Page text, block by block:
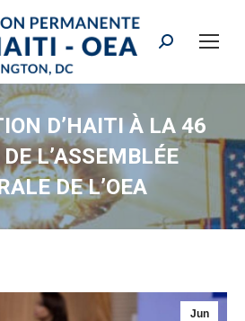
Search:
D’HAITI À LA 46
L’ASSEMBLÉE
DE L’OEA
Jun